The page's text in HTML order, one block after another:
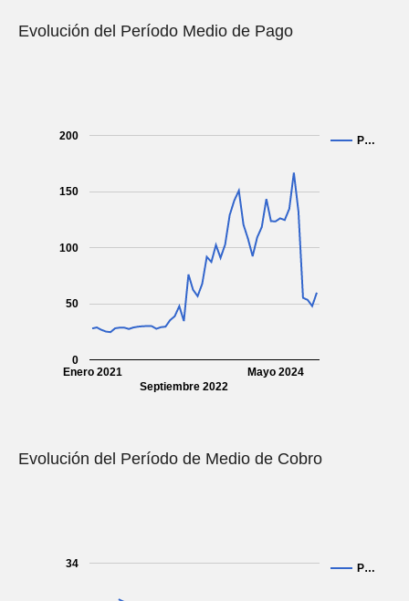
Evolución del Período Medio de Pago
P…
Enero 2021
Septiembre 2022
Mayo 2024
0
50
100
150
200
Evolución del Período de Medio de Cobro
P…
34